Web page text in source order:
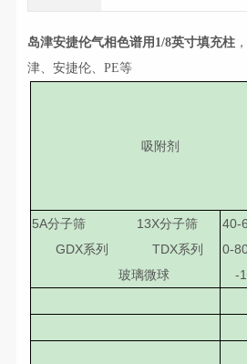
岛津安捷伦气相色谱用1/8英寸填充柱
津、安捷伦、PE等
吸附剂
5A分子筛 13X分子筛
GDX系列 TDX系列
玻璃微球
40-
0-
-